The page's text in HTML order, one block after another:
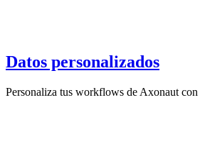
Datos personalizados
Personaliza tus workflows de Axonaut con